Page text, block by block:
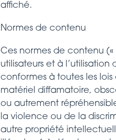
affiché.
Normes de contenu
Ces normes de contenu
utilisateurs et à l’utilisation
conformes à toutes les
matériel diffamatoire,
ou autrement
la violence ou de la
autre propriété